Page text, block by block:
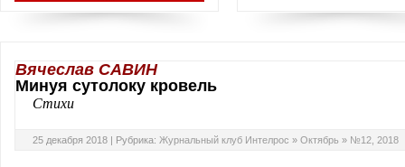
Вячеслав САВИН
Минуя сутолоку кровель
Стихи
25 декабря 2018 | Рубрика: Журнальный клуб Интелрос » Октябрь » №12, 2018